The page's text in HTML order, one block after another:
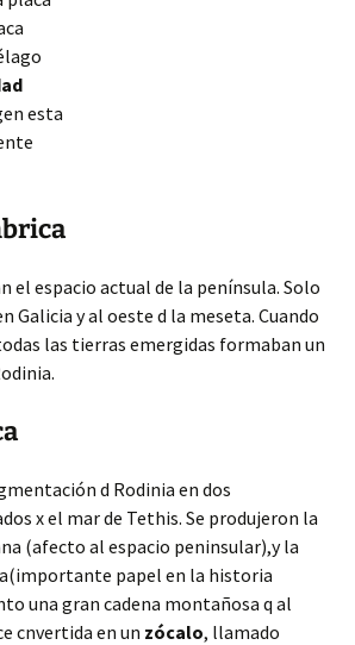
esta
el espacio actual de la península. Solo
Galicia y al oeste d la meseta. Cuando
las tierras emergidas formaban un
d Rodinia en dos
x el mar de Tethis. Se produjeron la
(afecto al espacio peninsular),y la
papel en la historia
una gran cadena montañosa q al
cnvertida en un zócalo, llamado